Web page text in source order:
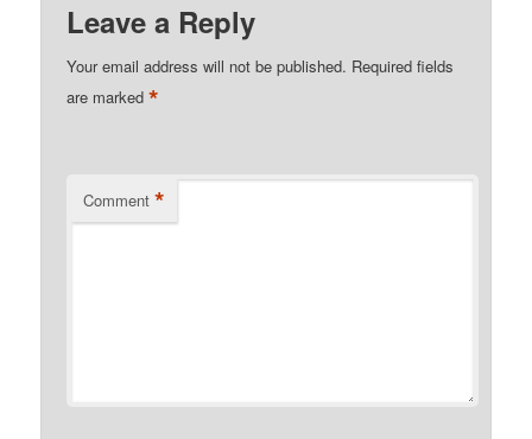
Leave a Reply
Your email address will not be published. Required fields
are marked*
Comment *